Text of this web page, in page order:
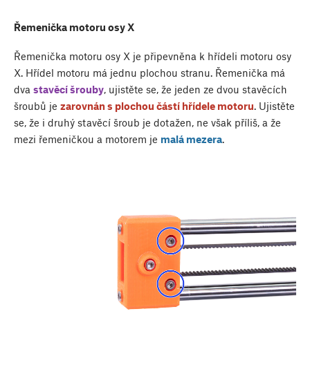
Řemenička motoru osy X
Řemenička motoru osy X je připevněna k hřídeli motoru osy
X. Hřídel motoru má jednu plochou stranu. Řemenička má
dva stavěcí šrouby, ujistěte se, že jeden ze dvou stavěcích
šroubů je zarovnán s plochou částí hřídele motoru. Ujistěte
se, že i druhý stavěcí šroub je dotažen, ne však příliš, a že
mezi řemeničkou a motorem je malá mezera.